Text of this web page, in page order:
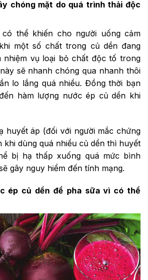
chóng mặt do quá trình thải độc
thể khiến cho người uống cảm
một số chất trong củ dền đang
nhiệm vụ loại bỏ chất độc tố trong
sẽ nhanh chóng qua nhanh thôi
lo lắng quá nhiều. Đồng thời bạn
hàm lượng nước ép củ dền khi
huyết áp (đối với người mắc chứng
khi dùng quá nhiều củ dền thì huyết
bị hạ thấp xuống quá mức bình
gây nguy hiểm đến tính mạng.
ép củ dền để pha sữa vì có thể